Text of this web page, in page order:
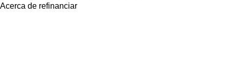
Acerca de refinanciar